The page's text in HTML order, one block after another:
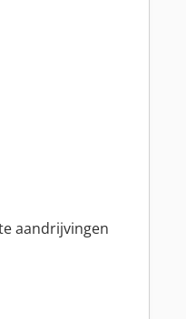
aandrijvingen